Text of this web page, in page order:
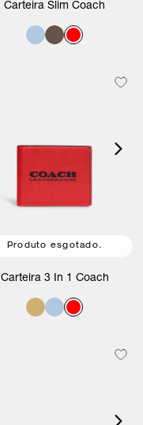
Carteira Slim Coach
Produto esgotado.
Carteira 3 In 1 Coach